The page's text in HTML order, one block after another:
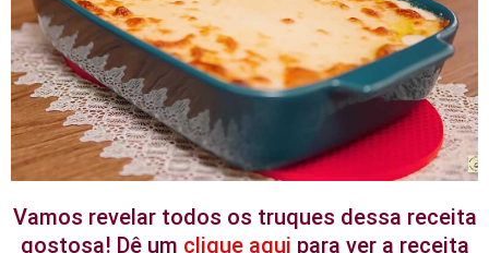
Vamos revelar todos os truques dessa receita
gostosa! Dê um clique aqui para ver a receita